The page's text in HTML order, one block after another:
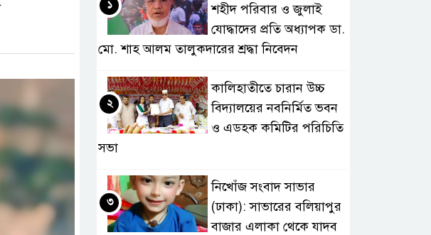
শহীদ পরিবার ও জুলাই
যোদ্ধাদের প্রতি অধ্যাপক ডা.
মো. শাহ আলম তালুকদারের শ্রদ্ধা নিবেদন
১
কালিহাতীতে চারান উচ্চ
বিদ্যালয়ের নবনির্মিত ভবন
ও এডহক কমিটির পরিচিতি
সভা
২
নিখোঁজ সংবাদ সাভার
(ঢাকা): সাভারের বলিয়াপুর
বাজার এলাকা থেকে যাদব
৩